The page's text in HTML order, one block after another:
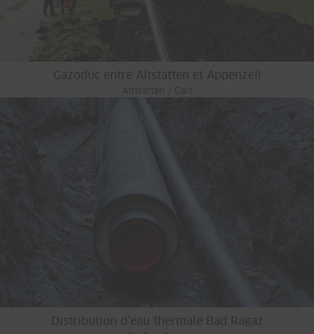
Gazoduc entre Altstätten et Appenzell
Altstätten / Gais
Distribution d’eau thermale Bad Ragaz